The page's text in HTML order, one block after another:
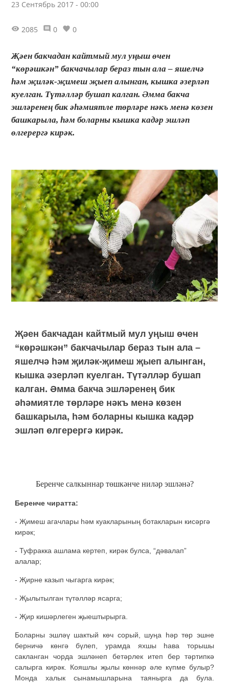
23 Сентябрь 2017 - 00:00
2085 0 0
Җәен бакчадан кайтмый мул уңыш өчен
“көрәшкән” бакчачылар бераз тын ала – яшелчә
һәм җиләк-җимеш җыеп алынган, кышка әзерләп
куелган. Түтәлләр бушап калган. Әмма бакча
эшләренең бик әһәмиятле төрләре нәкъ менә көзен
башкарыла, һәм боларны кышка кадәр эшләп
өлгерергә кирәк.
Җәен бакчадан кайтмый мул уңыш өчен
“көрәшкән” бакчачылар бераз тын ала –
яшелчә һәм җиләк-җимеш җыеп алынган,
кышка әзерләп куелган. Түтәлләр бушап
калган. Әмма бакча эшләренең бик
әһәмиятле төрләре нәкъ менә көзен
башкарыла, һәм боларны кышка кадәр
эшләп өлгерергә кирәк.
Беренче салкыннар төшкәнче ниләр эшләнә?
Беренче чиратта:
- Җимеш агачлары һәм куакларының ботакларын кисәргә
кирәк;
- Туфракка ашлама кертеп, кирәк булса, “дәвалап”
алалар;
- Җирне казып чыгарга кирәк;
- Җылытылган түтәлләр ясарга;
- Җир кишәрлеген җыештырырга.
Боларны эшләү шактый көч сорый, шуңа һәр төр эшне
берничә көнгә бүлеп, урамда яхшы һава торышы
сакланган чорда эшләнеп бетәрлек итеп бер тәртипкә
салырга кирәк. Кояшлы җылы көннәр әле күпме булыр?
Монда халык сынамышларына таянырга да була.